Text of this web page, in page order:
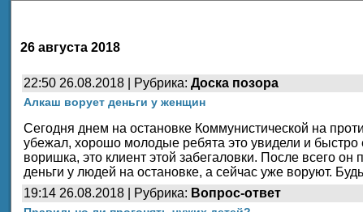
26 августа 2018
22:50 26.08.2018 | Рубрика: Доска позора
Алкаш ворует деньги у женщин
Сегодня днем на остановке Коммунистической на
убежал, хорошо молодые ребята это увидели и
воришка, это клиент этой забегаловки. После всего
деньги у людей на остановке, а сейчас уже воруют.
19:14 26.08.2018 | Рубрика: Вопрос-ответ